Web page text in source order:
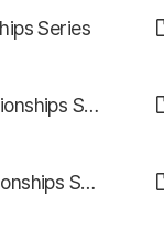
Series
[2일차 대진표] / [Day-2 Draw Sheet]_Chuncheon 2026 World Taekwondo World Cup Team Championships Series
[1일차 대진표] / [Day-1 Draw Sheet]_Chuncheon 2026 World Taekwondo World Cup Team Championships Series